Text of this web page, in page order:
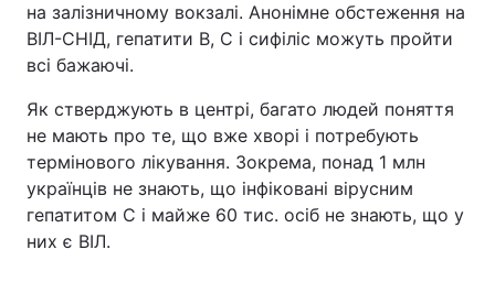
на залізничному вокзалі. Анонімне обстеження на
ВІЛ-СНІД, гепатити В, С і сифіліс можуть пройти
всі бажаючі.
Як стверджують в центрі, багато людей поняття
не мають про те, що вже хворі і потребують
термінового лікування. Зокрема, понад 1 млн
українців не знають, що інфіковані вірусним
гепатитом С і майже 60 тис. осіб не знають, що у
них є ВІЛ.